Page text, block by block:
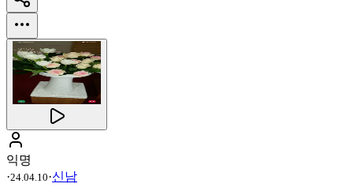
익명
·24.04.10·신남